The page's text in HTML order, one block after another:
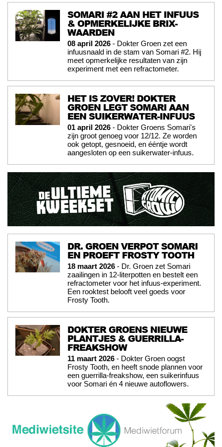
SOMARI #2 AAN HET INFUUS
& OPMERKELIJKE BRIX-
WAARDEN
08 april 2026 - Dokter Groen zet een
infuusnaald in de stam van Somari #2. Hij
meet opmerkelijke resultaten van zijn
experiment met een refractometer.
HET IS ZOVER! DOKTER
GROEN LEGT SOMARI AAN
EEN SUIKERWATER-INFUUS
01 april 2026 - Dokter Groens Somari's
zijn groot genoeg voor 12/12. Ze worden
ook getopt, gesnoeid, en ééntje wordt
aangesloten op een suikerwater-infuus.
DR. GROEN VERPOT SOMARI
EN PROEFT FROSTY TOOTH
18 maart 2026 - Dr. Groen zet Somari
zaailingen in 12-literpotten en bestelt een
refractometer voor het infuus-experiment.
Een rooktest belooft veel goeds voor
Frosty Tooth.
DOKTER GROENS NIEUWE
PLANTJES & GUERRILLA-
FREAKSHOW
11 maart 2026 - Dokter Groen oogst
Frosty Tooth, en heeft snode plannen voor
een guerrilla-freakshow, een suikerinfuus
voor Somari én 4 nieuwe autoflowers.